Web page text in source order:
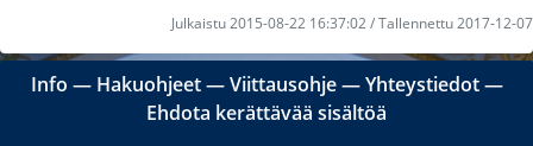
Julkaistu 2015-08-22 16:37:02 / Tallennettu 2017-12-07
Info ― Hakuohjeet―Viittausohje―Yhteystiedot―
Ehdota kerättävää sisältöä